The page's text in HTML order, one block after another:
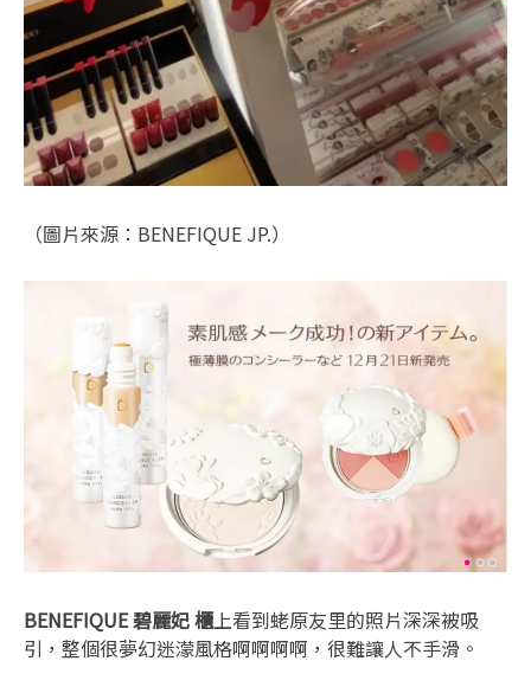
（圖片來源：BENEFIQUE JP.）
BENEFIQUE 碧麗妃 櫃上看到蛯原友里的照片深深被吸
引，整個很夢幻迷濛風格啊啊啊啊，很難讓人不手滑。